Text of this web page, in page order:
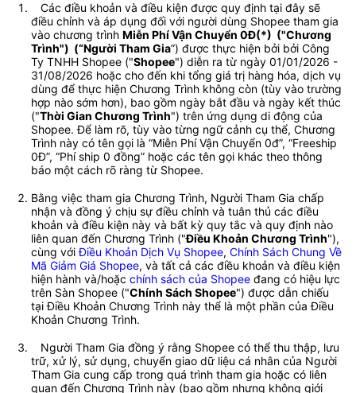
   Các điều khoản và điều kiện được quy định tại đây sẽ
điều chỉnh và áp dụng đối với người dùng Shopee tham gia
vào chương trình Miễn Phí Vận Chuyển 0Đ(*)  ("Chương
Trình") (“Người Tham Gia”) được thực hiện bởi bởi Công
Ty TNHH Shopee ("Shopee") diễn ra từ ngày 01/01/2026 -
31/08/2026 hoặc cho đến khi tổng giá trị hàng hóa, dịch vụ
dùng để thực hiện Chương Trình không còn (tùy vào trường
hợp nào sớm hơn), bao gồm ngày bắt đầu và ngày kết thúc
("Thời Gian Chương Trình") trên ứng dụng di động của
Shopee. Để làm rõ, tùy vào từng ngữ cảnh cụ thể, Chương
Trình này có tên gọi là “Miễn Phí Vận Chuyển 0đ”, “Freeship
0Đ”, “Phí ship 0 đồng” hoặc các tên gọi khác theo thông
báo một cách rõ ràng từ Shopee.
Bằng việc tham gia Chương Trình, Người Tham Gia chấp
nhận và đồng ý chịu sự điều chỉnh và tuân thủ các điều
khoản và điều kiện này và bất kỳ quy tắc và quy định nào
liên quan đến Chương Trình ("Điều Khoản Chương Trình"),
cùng với Điều Khoản Dịch Vụ Shopee, Chính Sách Chung Về
Mã Giảm Giá Shopee, và tất cả các điều khoản và điều kiện
hiện hành và/hoặc chính sách của Shopee đang có hiệu lực
trên Sàn Shopee ("Chính Sách Shopee") được dẫn chiếu
tại Điều Khoản Chương Trình này thể là một phần của Điều
Khoản Chương Trình.
trữ, xử lý, sử dụng, chuyển giao dữ liệu cá nhân của Người
Tham Gia cung cấp trong quá trình tham gia hoặc có liên
quan đến Chương Trình này (bao gồm nhưng không giới